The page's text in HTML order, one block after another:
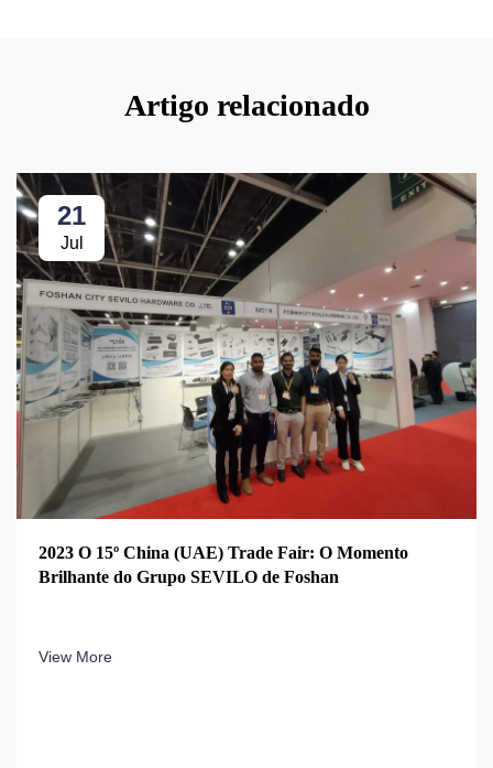
Artigo relacionado
21
Jul
2023 O 15º China (UAE) Trade Fair: O Momento
Brilhante do Grupo SEVILO de Foshan
View More